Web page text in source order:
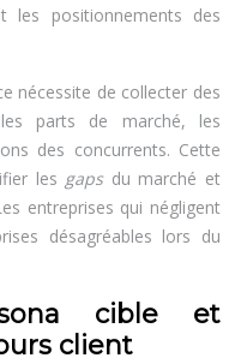
les positionnements des
nécessite de collecter des
parts de marché, les
des concurrents. Cette
les gaps du marché et
entreprises qui négligent
désagréables lors du
cible et
client